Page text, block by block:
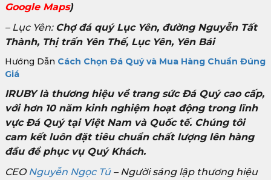
Google Maps)
– Lục Yên: Chợ đá quý Lục Yên, đường Nguyễn Tất
Thành, Thị trấn Yên Thế, Lục Yên, Yên Bái
Hướng Dẫn Cách Chọn Đá Quý và Mua Hàng Chuẩn Đúng
Giá
IRUBY là thương hiệu về trang sức Đá Quý cao cấp,
với hơn 10 năm kinh nghiệm hoạt động trong lĩnh
vực Đá Quý tại Việt Nam và Quốc tế. Chúng tôi
cam kết luôn đặt tiêu chuẩn chất lượng lên hàng
đầu để phục vụ Quý Khách.
CEONguyễn Ngọc Tú– Người sáng lập thương hiệu